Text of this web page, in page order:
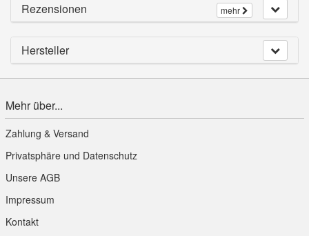
mehr
Rezensionen
Hersteller
Mehr über...
Zahlung & Versand
Privatsphäre und Datenschutz
Unsere AGB
Impressum
Kontakt